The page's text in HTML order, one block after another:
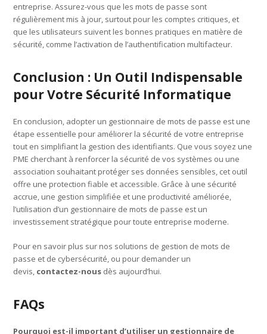
entreprise. Assurez-vous que les mots de passe sont
régulièrement mis à jour, surtout pour les comptes critiques, et
que les utilisateurs suivent les bonnes pratiques en matière de
sécurité, comme l’activation de l’authentification multifacteur.
Conclusion : Un Outil Indispensable
pour Votre Sécurité Informatique
En conclusion, adopter un gestionnaire de mots de passe est une
étape essentielle pour améliorer la sécurité de votre entreprise
tout en simplifiant la gestion des identifiants. Que vous soyez une
PME cherchant à renforcer la sécurité de vos systèmes ou une
association souhaitant protéger ses données sensibles, cet outil
offre une protection fiable et accessible. Grâce à une sécurité
accrue, une gestion simplifiée et une productivité améliorée,
l’utilisation d’un gestionnaire de mots de passe est un
investissement stratégique pour toute entreprise moderne.
Pour en savoir plus sur nos solutions de gestion de mots de
passe et de cybersécurité, ou pour demander un
devis, contactez-nous dès aujourd’hui.
FAQs
Pourquoi est-il important d’utiliser un gestionnaire de